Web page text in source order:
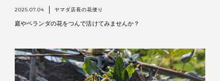
2025.07.04 ヤマダ店長の花便り
庭やベランダの花をつんで活けてみませんか？